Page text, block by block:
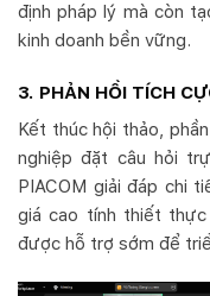
định pháp lý mà còn
kinh doanh bền vững.
3. PHẢN HỒI TÍCH
Kết thúc hội thảo,
nghiệp đặt câu hỏi
PIACOM giải đáp chi
giá cao tính thiết
được hỗ trợ sớm để